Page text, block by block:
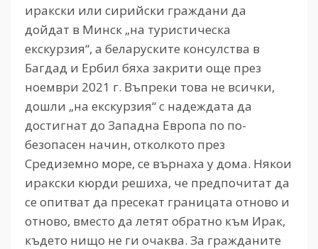
иракски или сирийски граждани да
дойдат в Минск „на туристическа
екскурзия“, а беларуските консулства в
Багдад и Ербил бяха закрити още през
ноември 2021 г. Въпреки това не всички,
дошли „на екскурзия“ с надеждата да
достигнат до Западна Европа по по-
безопасен начин, отколкото през
Средиземно море, се върнаха у дома. Някои
иракски кюрди решиха, че предпочитат да
се опитват да пресекат границата отново и
отново, вместо да летят обратно към Ирак,
където нищо не ги очаква. За гражданите